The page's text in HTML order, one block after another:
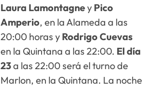
Laura Lamontagney Pico
Amperio, en la Alameda a las
20:00 horas y Rodrigo Cuevas
en la Quintana a las 22:00. El día
23a las 22:00 será el turno de
Marlon, en la Quintana. La noche